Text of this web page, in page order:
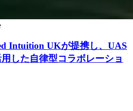
Intuition UKが提携し、UAS
した自律型コラボレーショ